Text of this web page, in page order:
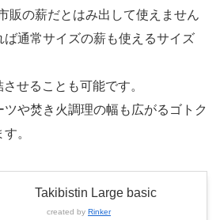
販の薪だとはみ出して使えません
通常サイズの薪も使えるサイズ
せることも可能です。
や焚き火調理の幅も広がるゴトク
。
Takibistin Large basic
created by Rinker